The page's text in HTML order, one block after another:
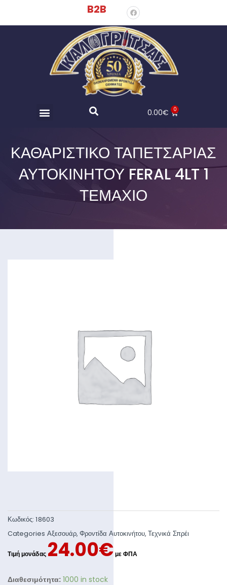
B2B
0.00€ 0
ΚΑΘΑΡΙΣΤΙΚΌ ΤΑΠΕΤΣΑΡΊΑΣ
ΑΥΤΟΚΙΝΉΤΟΥ FERAL 4LT 1
ΤΕΜΆΧΙΟ
Κωδικός:18603
Categories Αξεσουάρ,Φροντίδα Αυτοκινήτου,Τεχνικά Σπρέι
24.00€
Διαθεσιμότητα: 1000 in stock